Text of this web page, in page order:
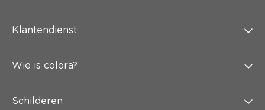
Klantendienst
Wie is colora?
Schilderen